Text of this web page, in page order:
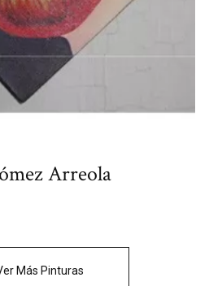
Arreola
Más Pinturas